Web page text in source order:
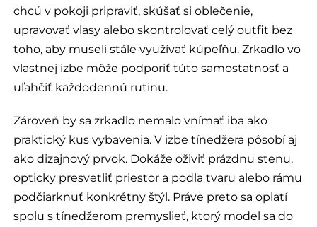
chcú v pokoji pripraviť, skúšať si oblečenie,
upravovať vlasy alebo skontrolovať celý outfit bez
toho, aby museli stále využívať kúpeľňu. Zrkadlo vo
vlastnej izbe môže podporiť túto samostatnosť a
uľahčiť každodennú rutinu.
Zároveň by sa zrkadlo nemalo vnímať iba ako
praktický kus vybavenia. V izbe tínedžera pôsobí aj
ako dizajnový prvok. Dokáže oživiť prázdnu stenu,
opticky presvetliť priestor a podľa tvaru alebo rámu
podčiarknuť konkrétny štýl. Práve preto sa oplatí
spolu s tínedžerom premyslieť, ktorý model sa do